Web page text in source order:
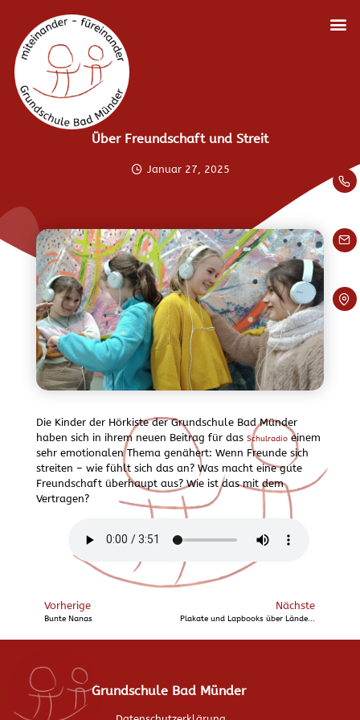
Über Freundschaft und Streit
Januar 27, 2025
Die Kinder der Hörkiste der Grundschule Bad Münder
haben sich in ihrem neuen Beitrag für das Schulradioeinem
sehr emotionalen Thema genähert: Wenn Freunde sich
streiten – wie fühlt sich das an? Was macht eine gute
Freundschaft überhaupt aus? Wie ist das mit dem
Vertragen?
Vorherige
Bunte Nanas
Nächste
Plakate und Lapbooks über Ländervielfalt
Grundschule Bad Münder